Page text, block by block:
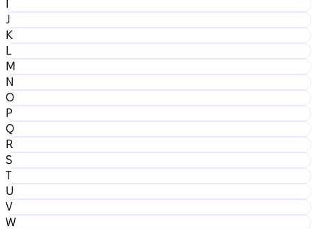
I
J
K
L
M
N
O
P
Q
R
S
T
U
V
W